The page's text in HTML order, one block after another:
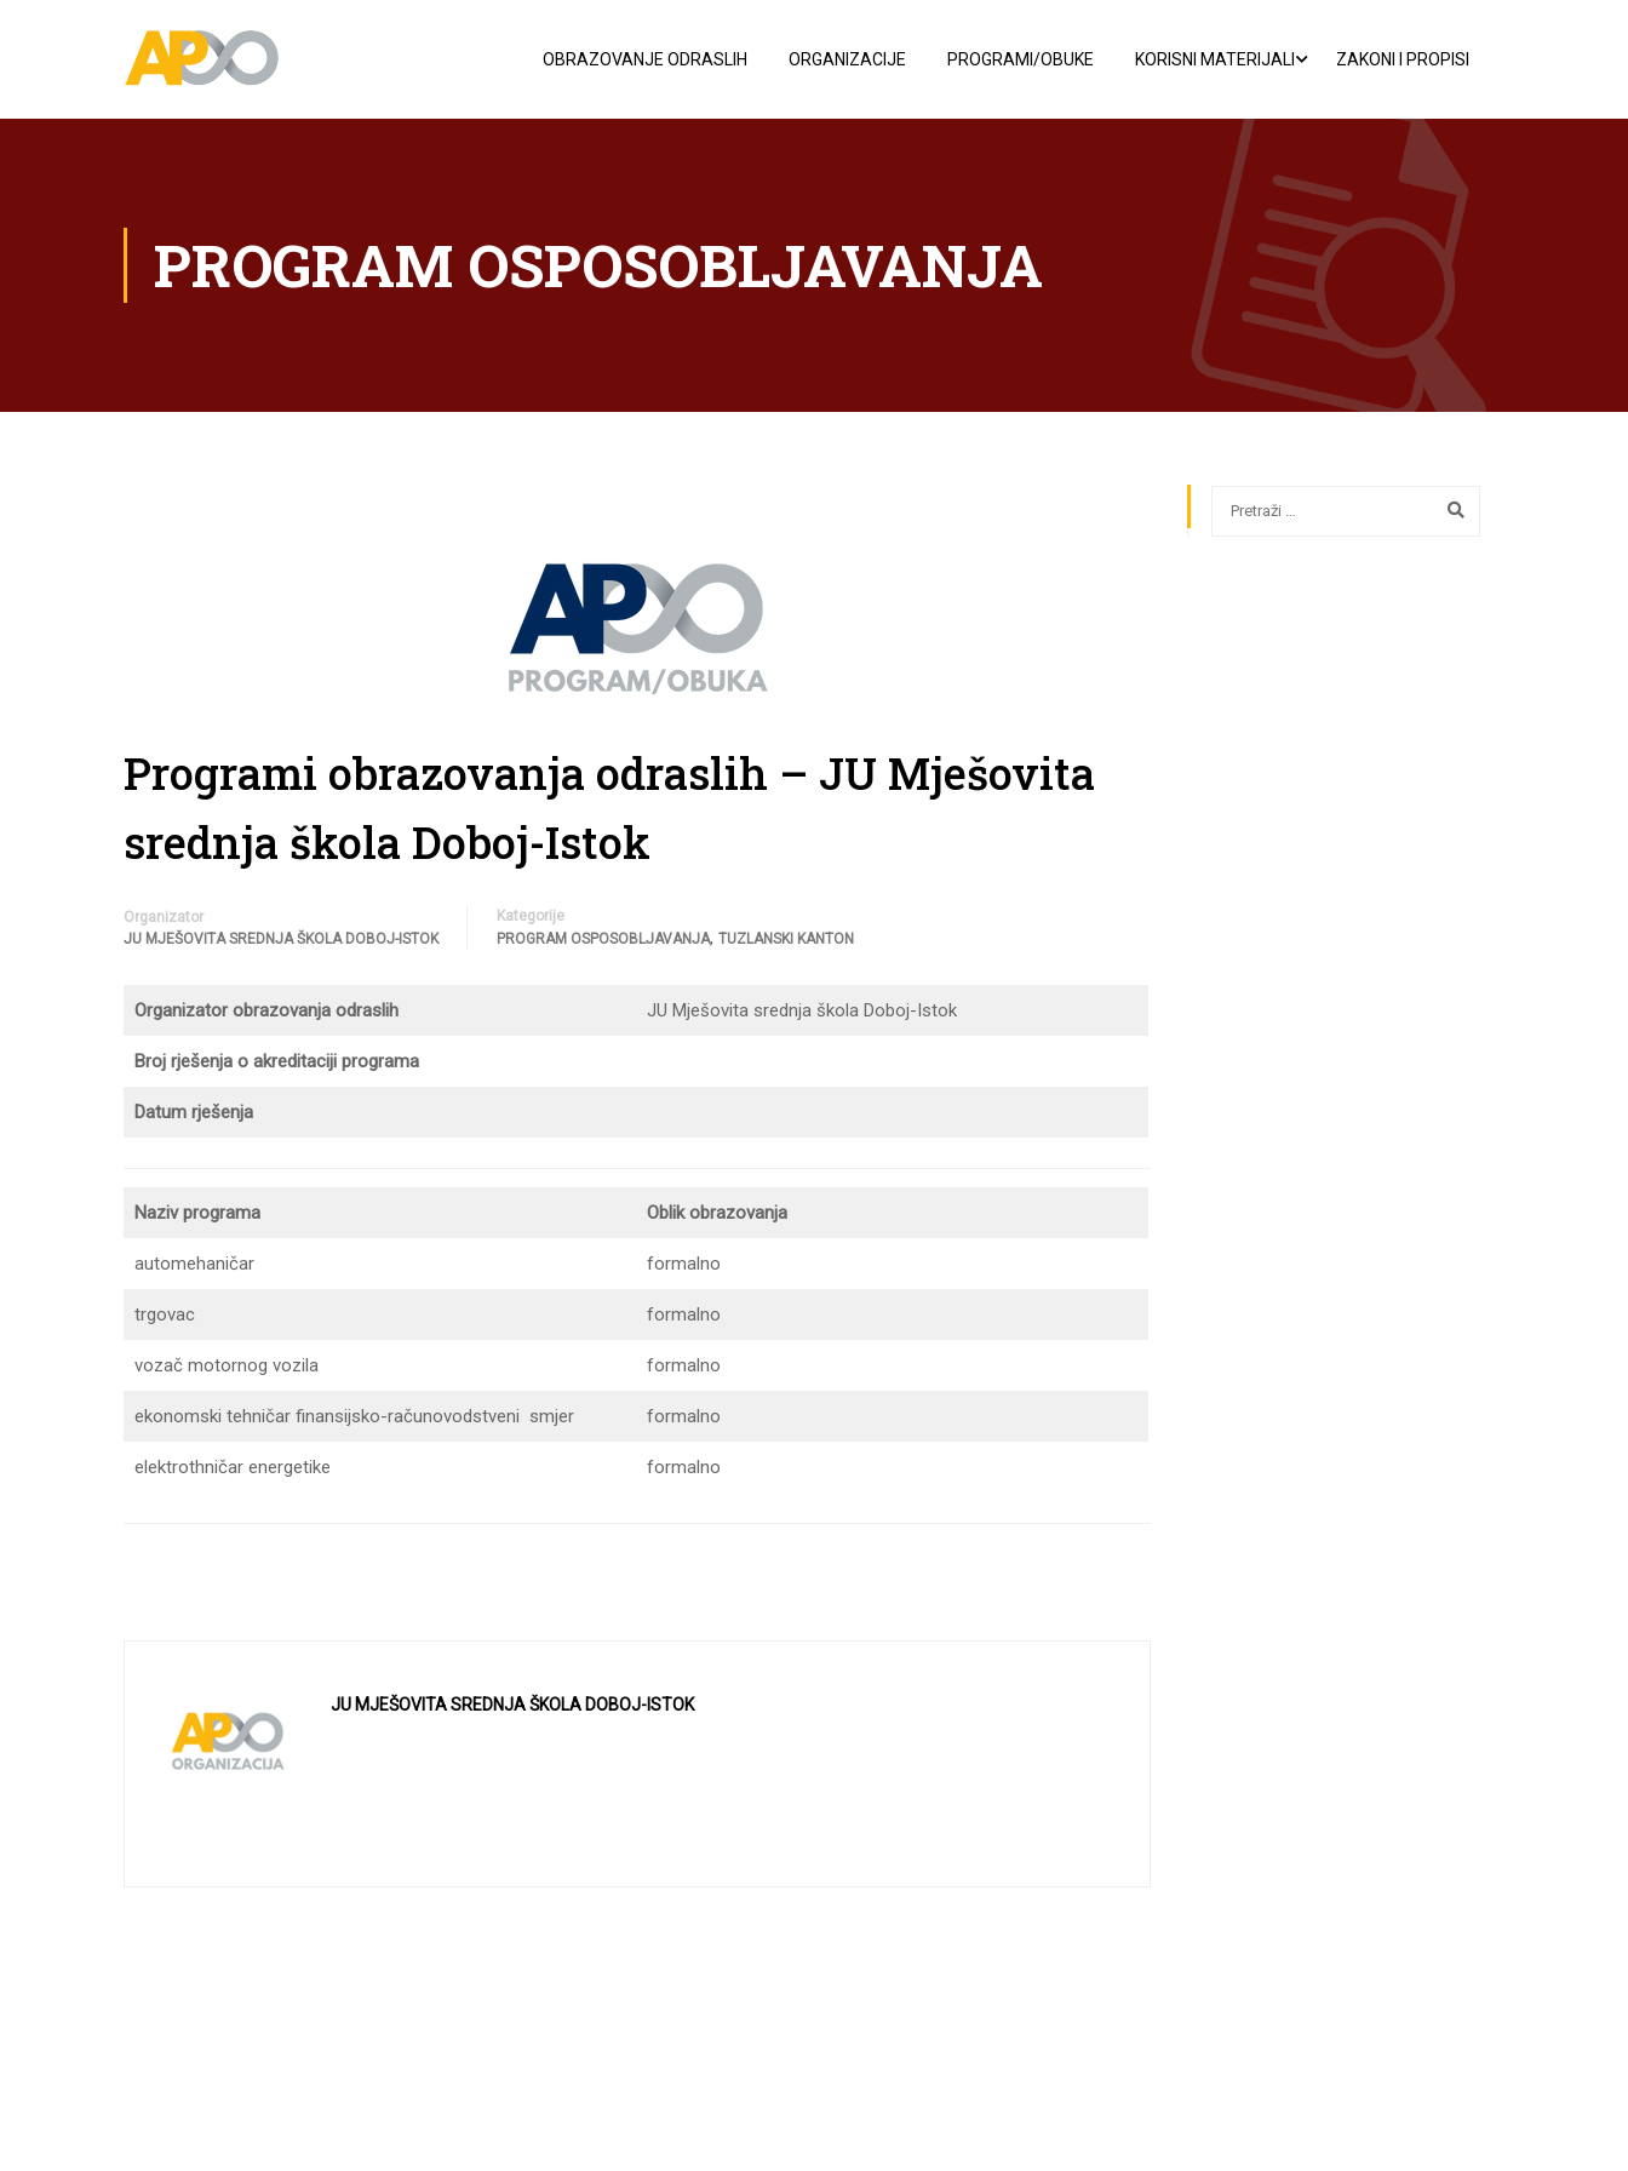
OBRAZOVANJE ODRASLIH ORGANIZACIJE PROGRAMI/OBUKE KORISNI MATERIJALI ZAKONI I PROPISI
PROGRAM OSPOSOBLJAVANJA
Programi obrazovanja odraslih – JU Mješovita
srednja škola Doboj-Istok
Organizator
JU MJEŠOVITA SREDNJA ŠKOLA DOBOJ-ISTOK
Kategorije
PROGRAM OSPOSOBLJAVANJA, TUZLANSKI KANTON
Organizator obrazovanja odraslih JU Mješovita srednja škola Doboj-Istok
Broj rješenja o akreditaciji programa
Datum rješenja
Naziv programa Oblik obrazovanja
automehaničar formalno
trgovac formalno
vozač motornog vozila formalno
ekonomski tehničar finansijsko-računovodstveni smjer formalno
elektrothničar energetike formalno
JU MJEŠOVITA SREDNJA ŠKOLA DOBOJ-ISTOK